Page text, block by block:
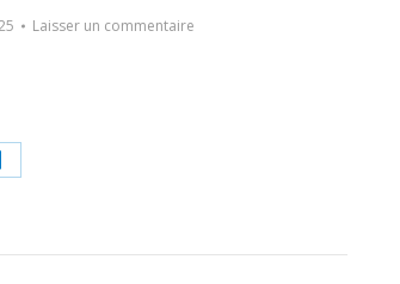
Laisser un commentaire